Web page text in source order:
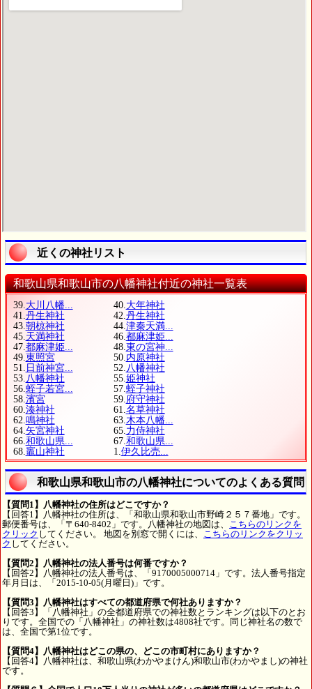
近くの神社リスト
和歌山県和歌山市の八幡神社付近の神社一覧表
39.大川八幡... 40.大年神社
41.丹生神社 42.丹生神社
43.朝椋神社 44.津秦天満...
45.天満神社 46.都麻津姫...
47.都麻津姫... 48.東の宮神...
49.東照宮 50.内原神社
51. 日前神宮... 52.八幡神社
53.八幡神社 55.姫神社
56.蛭子若宮... 57.蛭子神社
58.濱宮 59.府守神社
60.湊神社 61.名草神社
62.鳴神社 63.木本八幡...
64.矢宮神社 65.力侍神社
66.和歌山県... 67.和歌山県...
68.竈山神社 1.伊久比売...
和歌山県和歌山市の八幡神社についてのよくある質問
【質問1】八幡神社の住所はどこですか？
【回答1】八幡神社の住所は、「和歌山県和歌山市野崎２５７番地」です。
郵便番号は、「〒640-8402」です。八幡神社の地図は、 こちらのリンクを
クリック してください。 地図を別窓で開くには、 こちらのリンクをクリッ
ク してください。
【質問2】八幡神社の法人番号は何番ですか？
【回答2】八幡神社の法人番号は、「9170005000714」です。法人番号指定
年月日は、「2015-10-05(月曜日)」です。
【質問3】八幡神社はすべての都道府県で何社ありますか？
【回答3】「八幡神社」の全都道府県での神社数とランキングは以下のとお
りです。全国での「八幡神社」の神社数は4808社です。同じ神社名の数で
は、全国で第1位です。
【質問4】八幡神社はどこの県の、どこの市町村にありますか？
【回答4】八幡神社は、和歌山県(わかやまけん)和歌山市(わかやまし)の神社
です。